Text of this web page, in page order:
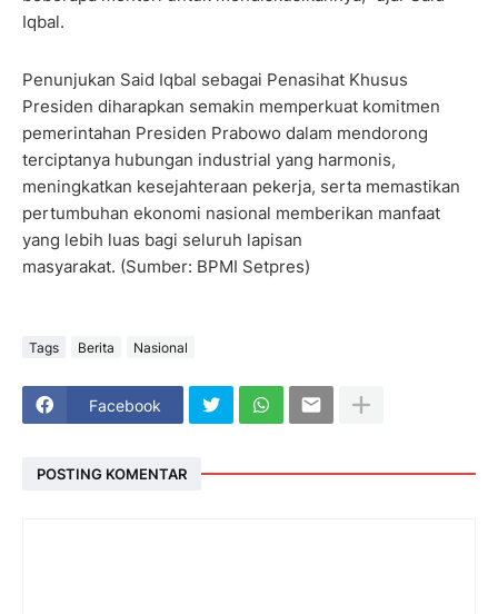
Iqbal.
Penunjukan Said Iqbal sebagai Penasihat Khusus
Presiden diharapkan semakin memperkuat komitmen
pemerintahan Presiden Prabowo dalam mendorong
terciptanya hubungan industrial yang harmonis,
meningkatkan kesejahteraan pekerja, serta memastikan
pertumbuhan ekonomi nasional memberikan manfaat
yang lebih luas bagi seluruh lapisan
masyarakat. (Sumber: BPMI Setpres)
Tags Berita Nasional
Facebook
POSTING KOMENTAR